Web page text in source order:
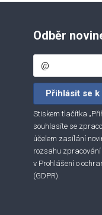
Odběr
Stiskem tlačítka
souhlasíte se
účelem zasílání
rozsahu
v Prohlášení o
(GDPR).